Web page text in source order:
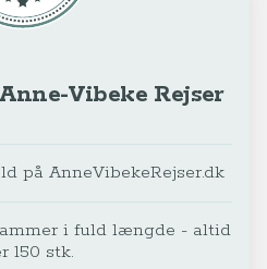
Vibeke Rejser
på AnneVibekeRejser.dk
i fuld længde - altid
150 stk.